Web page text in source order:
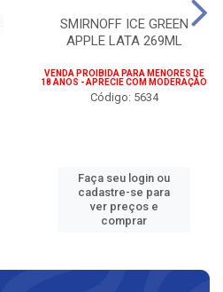
SMIRNOFF ICE GREEN
APPLE LATA 269ML
VENDA PROIBIDA PARA MENORES DE
18 ANOS - APRECIE COM MODERAÇÃO
Código: 5634
Faça seu login ou
cadastre-se para
ver preços e
comprar